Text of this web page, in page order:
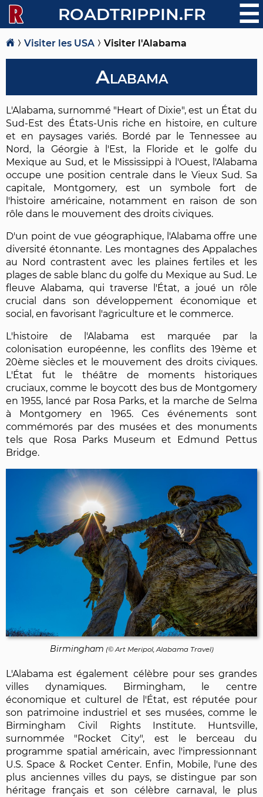
ROADTRIPPIN.FR ☰
Visiter les USA Visiter l'Alabama
Alabama
L'Alabama, surnommé "Heart of Dixie", est un État du
Sud-Est des États-Unis riche en histoire, en culture
et en paysages variés. Bordé par le Tennessee au
Nord, la Géorgie à l'Est, la Floride et le golfe du
Mexique au Sud, et le Mississippi à l'Ouest, l'Alabama
occupe une position centrale dans le Vieux Sud. Sa
capitale, Montgomery, est un symbole fort de
l'histoire américaine, notamment en raison de son
rôle dans le mouvement des droits civiques.
D'un point de vue géographique, l'Alabama offre une
diversité étonnante. Les montagnes des Appalaches
au Nord contrastent avec les plaines fertiles et les
plages de sable blanc du golfe du Mexique au Sud. Le
fleuve Alabama, qui traverse l'État, a joué un rôle
crucial dans son développement économique et
social, en favorisant l'agriculture et le commerce.
L'histoire de l'Alabama est marquée par la
colonisation européenne, les conflits des 19ème et
20ème siècles et le mouvement des droits civiques.
L'État fut le théâtre de moments historiques
cruciaux, comme le boycott des bus de Montgomery
en 1955, lancé par Rosa Parks, et la marche de Selma
à Montgomery en 1965. Ces événements sont
commémorés par des musées et des monuments
tels que Rosa Parks Museum et Edmund Pettus
Bridge.
Birmingham (© Art Meripol, Alabama Travel)
L'Alabama est également célèbre pour ses grandes
villes dynamiques. Birmingham, le centre
économique et culturel de l'État, est réputée pour
son patrimoine industriel et ses musées, comme le
Birmingham Civil Rights Institute. Huntsville,
surnommée "Rocket City", est le berceau du
programme spatial américain, avec l'impressionnant
U.S. Space & Rocket Center. Enfin, Mobile, l'une des
plus anciennes villes du pays, se distingue par son
héritage français et son célèbre carnaval, le plus